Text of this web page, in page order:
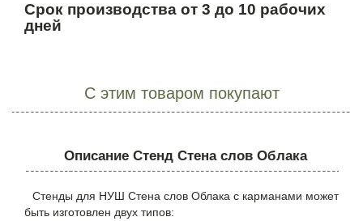
Срок производства от 3 до 10 рабочих
дней
С этим товаром покупают
Описание Стенд Стена слов Облака
Стенды для НУШ Стена слов Облака с карманами может
быть изготовлен двух типов: